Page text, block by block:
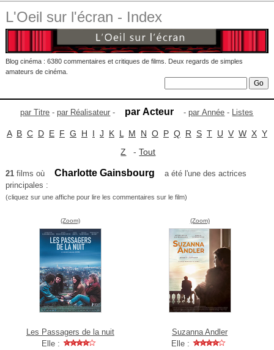
L'Oeil sur l'écran - Index
Blog cinéma : 6380 commentaires et critiques de films. Deux regards de simples
amateurs de cinéma.
par Titre -par Réalisateur - par Acteur -par Année - Listes
A B C D E F G H I J K L M N O P Q R S T U V W X Y
Z -Tout
21films où Charlotte Gainsbourg
a été l'une des actrices
principales :
(cliquez sur une affiche pour lire les commentaires sur le film)
(Zoom)
Les Passagers de la nuit
Elle :
(Zoom)
Suzanna Andler
Elle :